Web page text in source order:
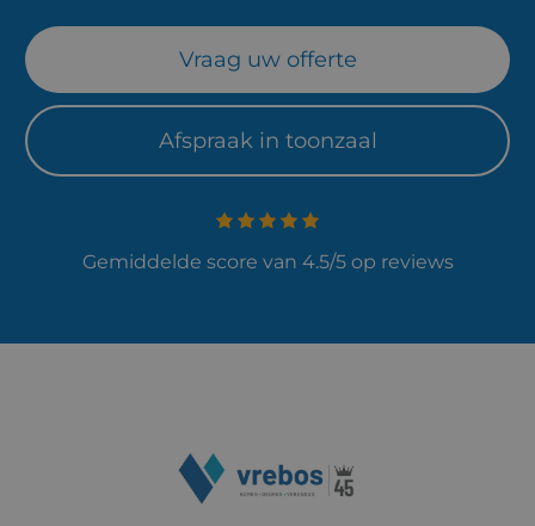
Vraag uw offerte
Afspraak in toonzaal
Gemiddelde score van 4.5/5 op reviews